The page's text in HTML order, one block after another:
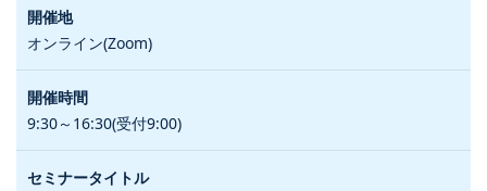
オンライン(Zoom)
9:30～16:30(受付9:00)